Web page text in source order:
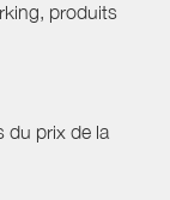
produits
du prix de la